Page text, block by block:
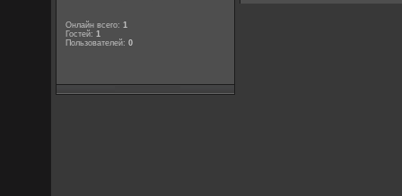
Онлайн всего:1
Гостей:1
Пользователей:0